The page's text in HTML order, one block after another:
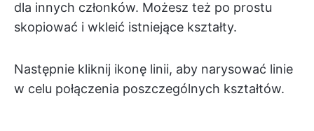
dla innych członków. Możesz też po prostu
skopiować i wkleić istniejące kształty.
Następnie kliknij ikonę linii, aby narysować linie
w celu połączenia poszczególnych kształtów.